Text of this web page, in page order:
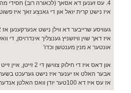
4. עס זענען דא אסאך (לכאורה רוב) חסידי
איז נישט קרית יואל און די גאנצע זאך איז
אונטער א מנין מענטשן וכדו'
און דאס איז די חילוק
אבער האלט אז יענער איז נישט גערעכט
אז עס איז דא 100טער יודן וואס האלטן אנדערש ווי זיי